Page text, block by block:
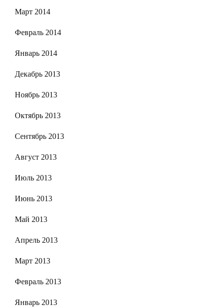
Март 2014
Февраль 2014
Январь 2014
Декабрь 2013
Ноябрь 2013
Октябрь 2013
Сентябрь 2013
Август 2013
Июль 2013
Июнь 2013
Май 2013
Апрель 2013
Март 2013
Февраль 2013
Январь 2013